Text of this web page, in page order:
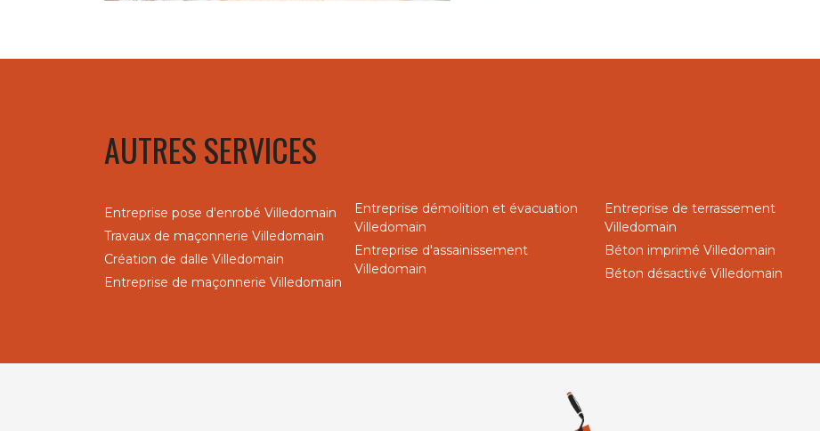
AUTRES SERVICES
Entreprise pose d'enrobé Villedomain
Travaux de maçonnerie Villedomain
Création de dalle Villedomain
Entreprise de maçonnerie Villedomain
Entreprise démolition et évacuation
Villedomain
Entreprise d'assainissement
Villedomain
Entreprise de terrassement
Villedomain
Béton imprimé Villedomain
Béton désactivé Villedomain